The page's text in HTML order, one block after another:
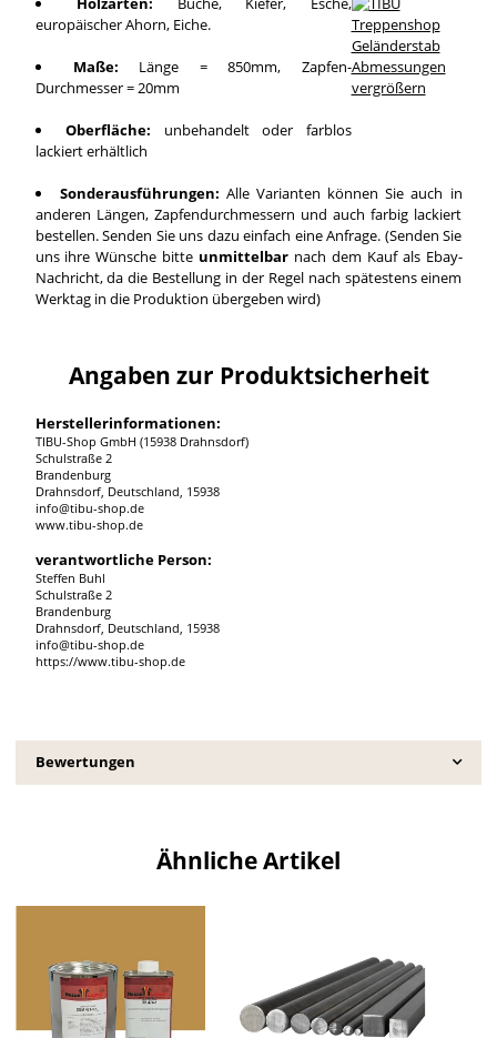
europäischer Ahorn, Eiche.
Maße: Länge = 850mm, Zapfen-
Durchmesser = 20mm
Oberfläche: unbehandelt oder farblos
lackiert erhältlich
vergrößern
Sonderausführungen: Alle Varianten können Sie auch in
anderen Längen, Zapfendurchmessern und auch farbig lackiert
bestellen. Senden Sie uns dazu einfach eine Anfrage. (Senden Sie
uns ihre Wünsche bitte unmittelbar nach dem Kauf als Ebay-
Nachricht, da die Bestellung in der Regel nach spätestens einem
Werktag in die Produktion übergeben wird)
Angaben zur Produktsicherheit
Herstellerinformationen:
TIBU-Shop GmbH (15938 Drahnsdorf)
Schulstraße 2
Brandenburg
Drahnsdorf, Deutschland, 15938
info@tibu-shop.de
www.tibu-shop.de
verantwortliche Person:
Steffen Buhl
Schulstraße 2
Brandenburg
Drahnsdorf, Deutschland, 15938
info@tibu-shop.de
https://www.tibu-shop.de
Bewertungen
Ähnliche Artikel